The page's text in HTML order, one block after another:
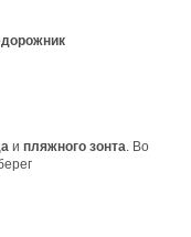
и пляжного зонта. Во